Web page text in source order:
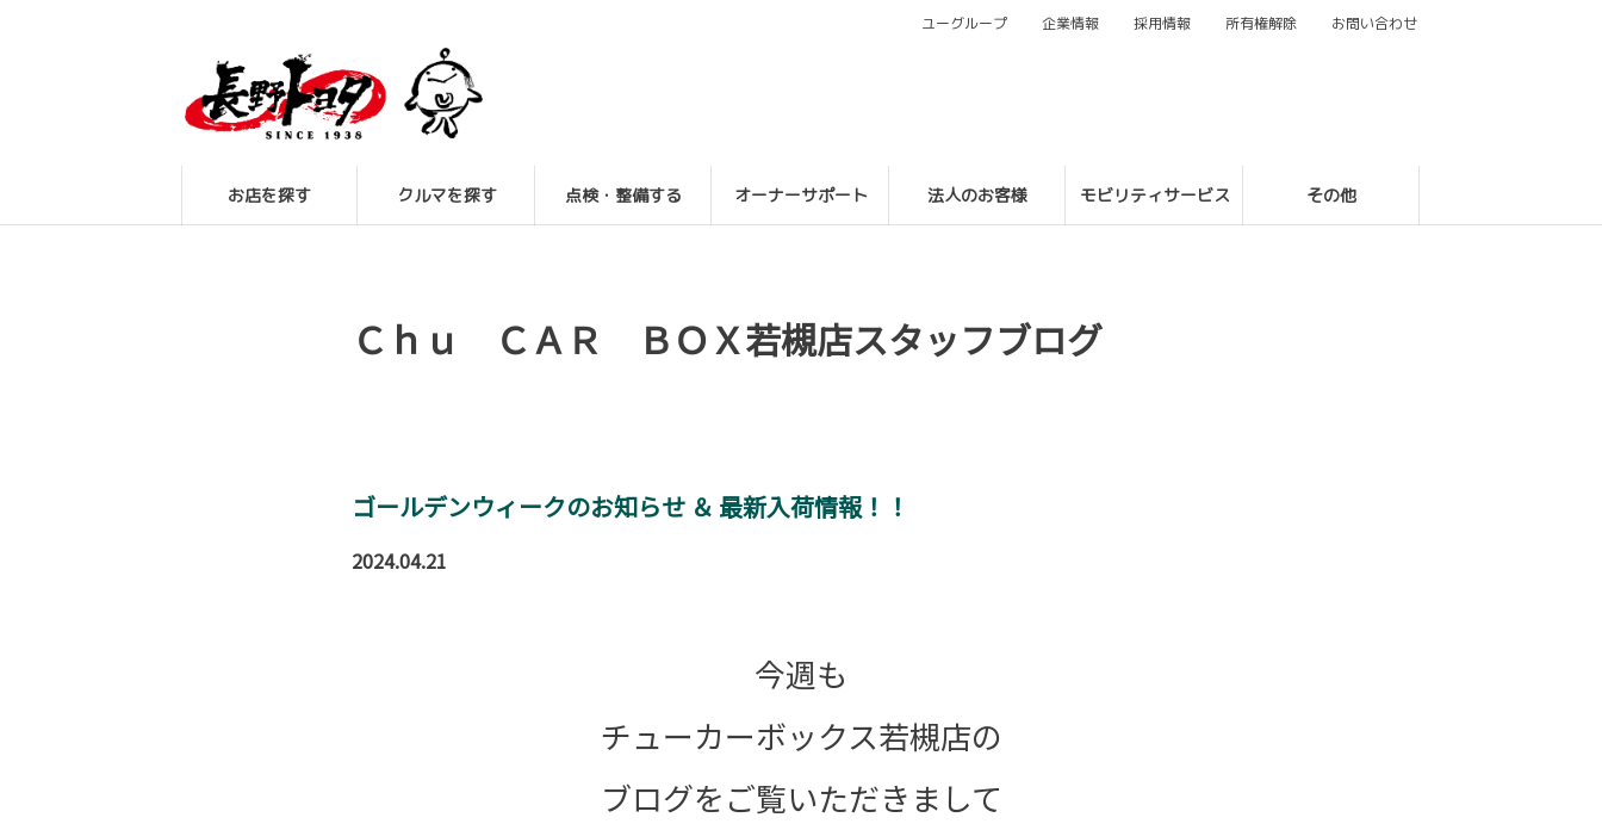
お店を探す クルマを探す 点検・整備する オーナーサポート 法人のお客様 モビリティサービス その他
ユーグループ 企業情報 採用情報 所有権解除 お問い合わせ
Ｃｈｕ ＣＡＲ ＢＯＸ若槻店スタッフブログ
ゴールデンウィークのお知らせ ＆ 最新入荷情報！！
2024.04.21
今週も
チューカーボックス若槻店の
ブログをご覧いただきまして